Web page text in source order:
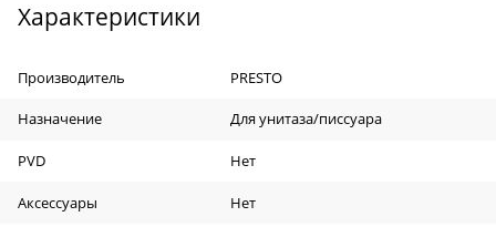
Характеристики
Производитель PRESTO
Назначение Для унитаза/писсуара
PVD Нет
Аксессуары Нет